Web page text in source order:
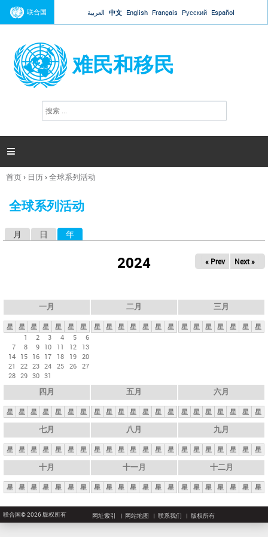
Jump to navigation
联合国 العربية 中文 English Français Русский Español
难民和移民
搜
索

你
这
首页› 日历›全球系列活动
全球系列活动
月 日 年
2024 « Prev Next »
一月
星 星 星 星 星 星
星
1
2 3 4 5
6
7
8 9 10 11 12
13
14 15 16 17 18 19 20
21
22 23 24 25 26 27
28 29 30 31
二月
星 星 星 星 星 星 星
三月
星 星 星 星 星 星 星
四月
星 星 星 星 星 星 星
五月
星 星 星 星 星 星 星
六月
星 星 星 星 星 星 星
七月
星 星 星 星 星 星 星
八月
星 星 星 星 星 星 星
九月
星 星 星 星 星 星 星
十月
星 星 星 星 星 星 星
十一月
星 星 星 星 星 星 星
十二月
星 星 星 星 星 星 星
联合国© 2026 版权所有 网址索引 网站地图 联系我们 版权所有